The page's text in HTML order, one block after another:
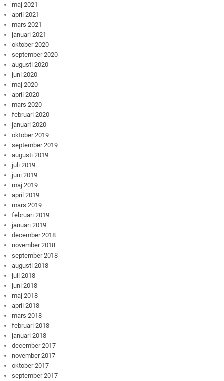
maj 2021
april 2021
mars 2021
januari 2021
oktober 2020
september 2020
augusti 2020
juni 2020
maj 2020
april 2020
mars 2020
februari 2020
januari 2020
oktober 2019
september 2019
augusti 2019
juli 2019
juni 2019
maj 2019
april 2019
mars 2019
februari 2019
januari 2019
december 2018
november 2018
september 2018
augusti 2018
juli 2018
juni 2018
maj 2018
april 2018
mars 2018
februari 2018
januari 2018
december 2017
november 2017
oktober 2017
september 2017